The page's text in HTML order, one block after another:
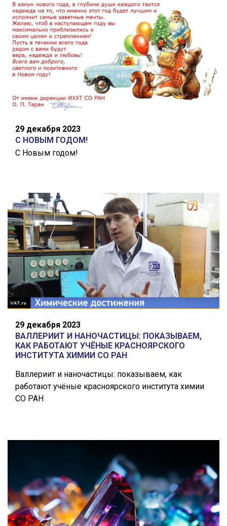
29 декабря 2023
С НОВЫМ ГОДОМ!
С Новым годом!
29 декабря 2023
ВАЛЛЕРИИТ И НАНОЧАСТИЦЫ: ПОКАЗЫВАЕМ,
КАК РАБОТАЮТ УЧЁНЫЕ КРАСНОЯРСКОГО
ИНСТИТУТА ХИМИИ СО РАН
Валлериит и наночастицы: показываем, как
работают учёные красноярского института химии
СО РАН